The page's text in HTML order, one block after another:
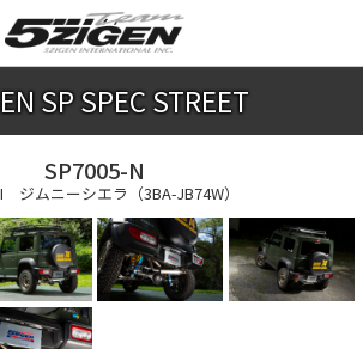
SP SPEC STREET
SP7005-N
ジムニーシエラ（3BA-JB74W）